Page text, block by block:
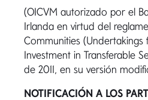
(OICVM autorizado por el
Irlanda en virtud del
Communities (Undertakings
Investment in Transferable
de 2011, en su versión
NOTIFICACIÓN A LOS